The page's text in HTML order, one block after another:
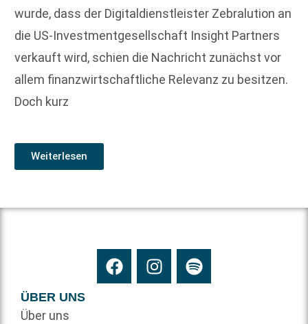
wurde, dass der Digitaldienstleister Zebralution an
die US-Investmentgesellschaft Insight Partners
verkauft wird, schien die Nachricht zunächst vor
allem finanzwirtschaftliche Relevanz zu besitzen.
Doch kurz
Weiterlesen
ÜBER UNS
Über uns